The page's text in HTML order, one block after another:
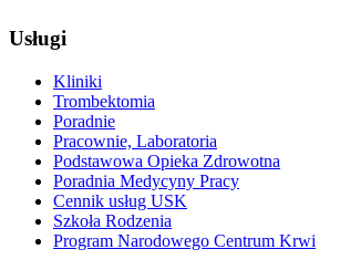
Usługi
Kliniki
Trombektomia
Poradnie
Pracownie, Laboratoria
Podstawowa Opieka Zdrowotna
Poradnia Medycyny Pracy
Cennik usług USK
Szkoła Rodzenia
Program Narodowego Centrum Krwi